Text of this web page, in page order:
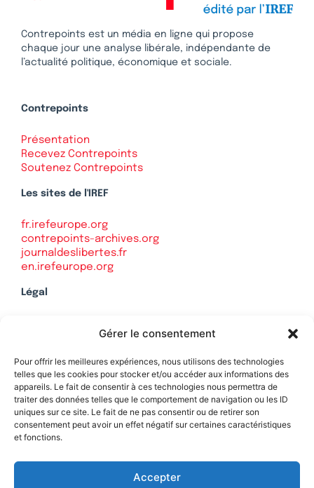
Gérer le consentement
Pour offrir les meilleures expériences, nous utilisons des technologies
telles que les cookies pour stocker et/ou accéder aux informations des
appareils. Le fait de consentir à ces technologies nous permettra de
traiter des données telles que le comportement de navigation ou les ID
uniques sur ce site. Le fait de ne pas consentir ou de retirer son
consentement peut avoir un effet négatif sur certaines caractéristiques
et fonctions.
Accepter
Contrepoints est un média en ligne qui propose
chaque jour une analyse libérale, indépendante de
l’actualité politique, économique et sociale.
Contrepoints
Présentation
Recevez Contrepoints
Soutenez Contrepoints
Les sites de l'IREF
fr.irefeurope.org
contrepoints-archives.org
journaldeslibertes.fr
en.irefeurope.org
Légal
Politique de confidentialité
Contact
Soutenez Contrepoints